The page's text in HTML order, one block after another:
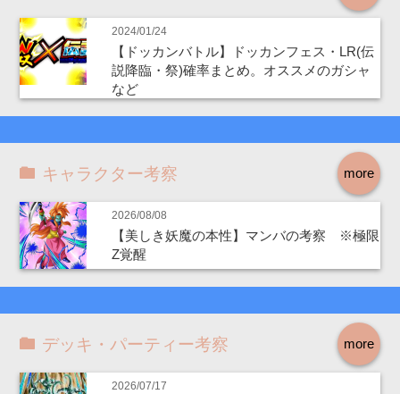
2024/01/24
【ドッカンバトル】ドッカンフェス・LR(伝
説降臨・祭)確率まとめ。オススメのガシャ
など
more
キャラクター考察
2026/08/08
【美しき妖魔の本性】マンバの考察 ※極限
Z覚醒
more
デッキ・パーティー考察
2026/07/17